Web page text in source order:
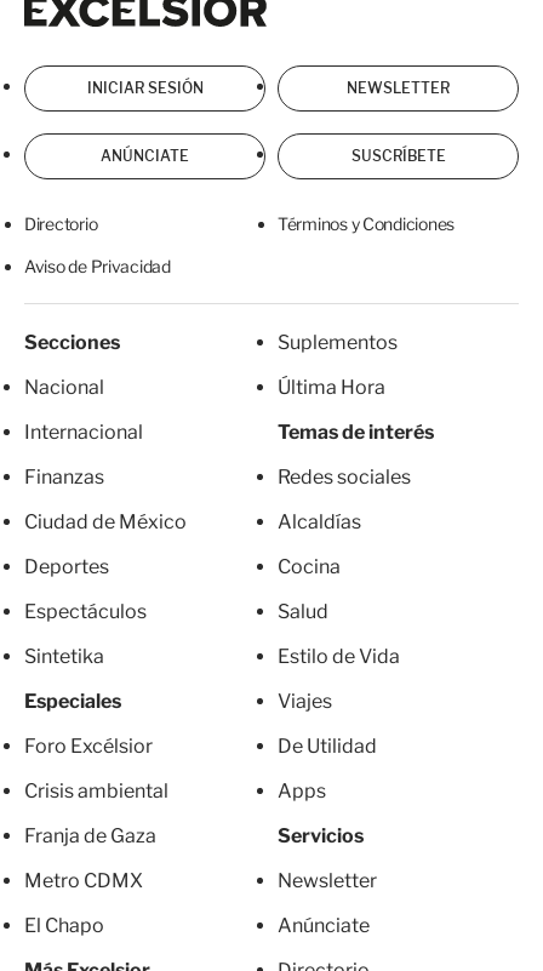
INICIAR SESIÓN NEWSLETTER
ANÚNCIATE SUSCRÍBETE
Directorio Términos y Condiciones
Aviso de Privacidad
Secciones
Nacional
Internacional
Finanzas
Ciudad de México
Deportes
Espectáculos
Sintetika
Especiales
Foro Excélsior
Crisis ambiental
Franja de Gaza
Metro CDMX
El Chapo
Suplementos
Última Hora
Temas de interés
Redes sociales
Alcaldías
Cocina
Salud
Estilo de Vida
Viajes
De Utilidad
Apps
Servicios
Newsletter
Anúnciate